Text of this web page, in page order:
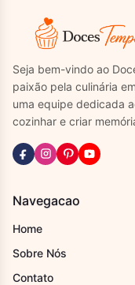
Seja bem-vindo ao
paixão pela culinária
uma equipe dedicada
cozinhar e criar
Navegacao
Home
Sobre Nós
Contato